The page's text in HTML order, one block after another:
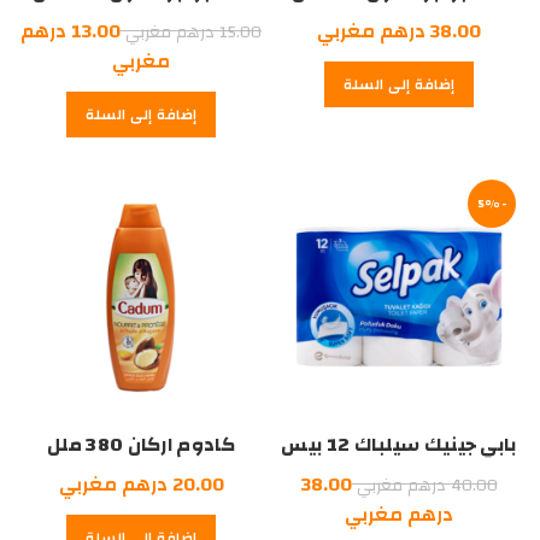
38.00درهم مغربي
إضافة إلى السلة
15.00درهم مغربيالسعر
الأصلي
هو:
15.00
13.00 درهم
مغربي
الحالي
هو:
إضافة إلى السلة
-5%
بابي جينيك سيلباك 12 بيس
40.00درهم مغربيالسعر
الأصلي
38.00
درهم مغربي
كادوم اركان 380 ملل
20.00 درهم مغربي